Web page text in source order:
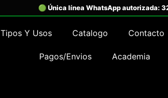
Tipos Y Usos Catalogo Contacto
Pagos/Envios Academia